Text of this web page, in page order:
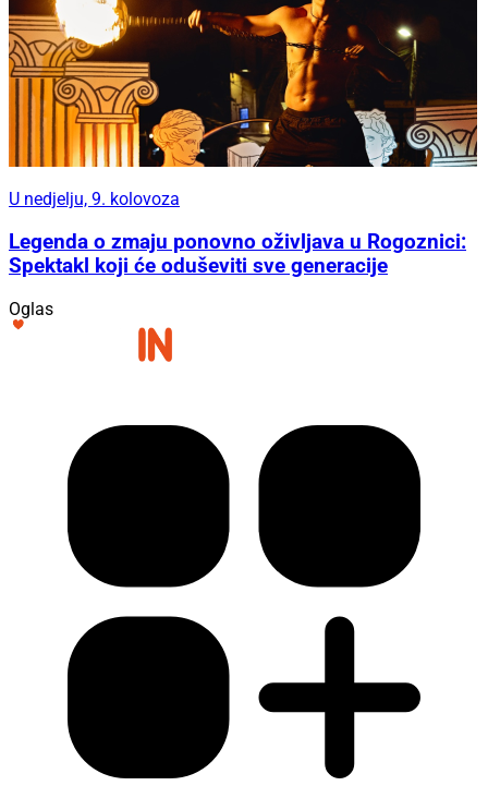
U nedjelju, 9. kolovoza
Legenda o zmaju ponovno oživljava u Rogoznici:
Spektakl koji će oduševiti sve generacije
Oglas